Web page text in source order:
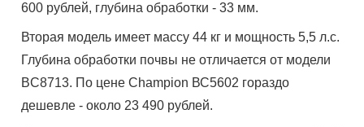
600 рублей, глубина обработки - 33 мм.
Вторая модель имеет массу 44 кг и мощность 5,5 л.с.
Глубина обработки почвы не отличается от модели
ВC8713. По цене Champion ВС5602 гораздо
дешевле - около 23 490 рублей.